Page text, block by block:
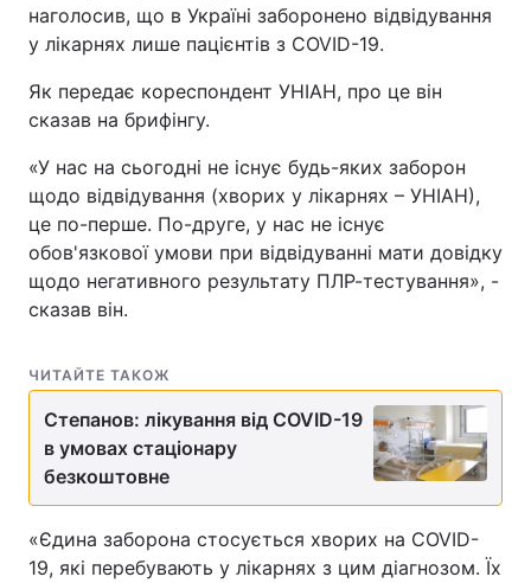
наголосив, що в Україні заборонено відвідування
у лікарнях лише пацієнтів з COVID-19.
Як передає кореспондент УНІАН, про це він
сказав на брифінгу.
«У нас на сьогодні не існує будь-яких заборон
щодо відвідування (хворих у лікарнях – УНІАН),
це по-перше. По-друге, у нас не існує
обов'язкової умови при відвідуванні мати довідку
щодо негативного результату ПЛР-тестування», -
сказав він.
ЧИТАЙТЕ ТАКОЖ
Степанов: лікування від COVID-19
в умовах стаціонару
безкоштовне
«Єдина заборона стосується хворих на COVID-
19, які перебувають у лікарнях з цим діагнозом. Їх